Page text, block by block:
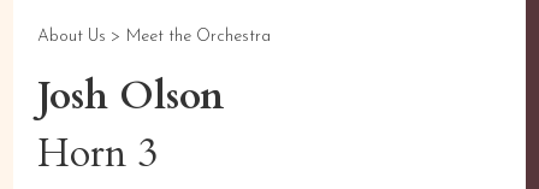
About Us > Meet the Orchestra
Josh Olson
Horn 3